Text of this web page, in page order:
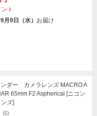
ト
月9日（水） お届け
ンダー カメラレンズ MACRO A
65mm F2 Aspherical [ニコン
ズ]
(1)